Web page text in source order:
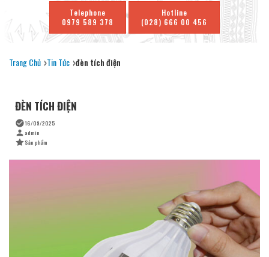
Telephone
0979 589 378
Hotline
(028) 666 00 456
Trang Chủ Tin Tức đèn tích điện
ĐÈN TÍCH ĐIỆN
16/09/2025
admin
Sản phẩm